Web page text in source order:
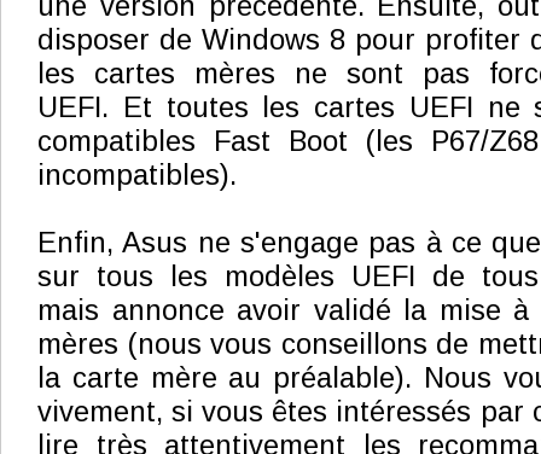
disposer de Windows 8 pour profiter
les cartes mères ne sont pas
UEFI. Et toutes les cartes UEFI ne
compatibles Fast Boot (les P67/
incompatibles).
Enfin, Asus ne s'engage pas à ce
sur tous les modèles UEFI de
mais annonce avoir validé la mise
mères (nous vous conseillons de
la carte mère au préalable). Nous
vivement, si vous êtes intéressés par
lire très attentivement les